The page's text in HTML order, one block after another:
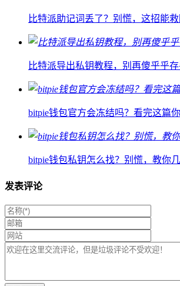
比特派助记词丢了？别慌，这招能
比特派导出私钥教程，别再傻乎乎
bitpie钱包官方会冻结吗？看完这篇
bitpie钱包私钥怎么找？别慌，教你
发表评论